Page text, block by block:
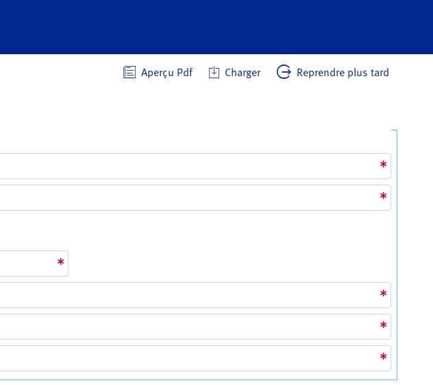
Aperçu Pdf Charger Reprendre plus tard